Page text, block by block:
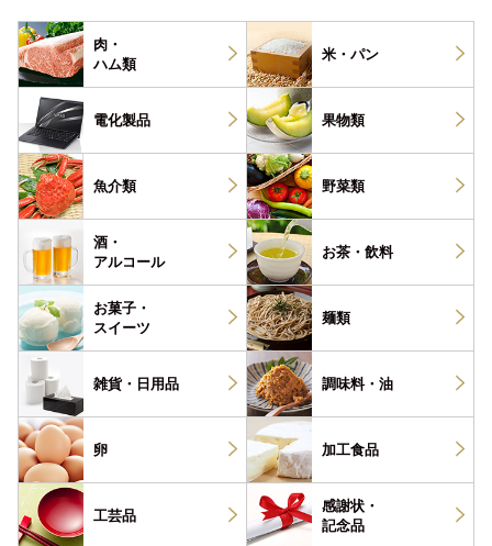
肉・
ハム類
米・パン
電化製品 果物類
魚介類 野菜類
酒・
アルコール
お茶・ 飲料
お菓子・
スイーツ
麺類
雑貨・ 日用品 調味料・ 油
卵 加工食品
工芸品
感謝状・
記念品